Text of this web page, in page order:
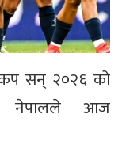
सन् २०२६ को
नेपालले आज